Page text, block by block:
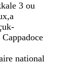
3 ou
national